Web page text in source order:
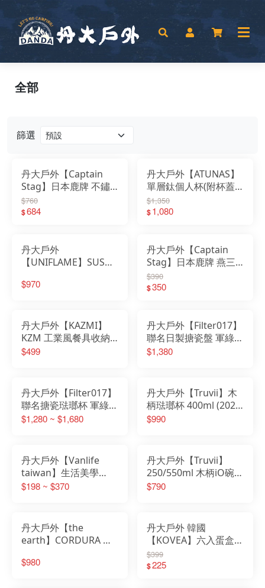
篩選
丹大戶外【Captain
Stag】日本鹿牌 不鏽
鋼提耳碗 320ml (綠)
UH-13｜個人碗｜登山
$760
$684
丹大戶外【ATUNAS】
單層鈦個人杯(附杯蓋)
單入 750ML
A2KTCC02N｜杯子｜
$1,350
$1,080
丹大戶外
【UNIFLAME】SUS雙
U666289│露營│野營│
$970
丹大戶外【Captain
Stag】日本鹿牌 燕三
条不鏽鋼杯210ml M-
5515｜湯杯｜茶杯｜酒
$390
$350
丹大戶外【KAZMI】
KZM 工業風餐具收納
袋 K23T3B02│餐盒│餐
$499
丹大戶外【Filter017】
聯名日製搪瓷盤 軍綠/
卡其 盤子│餐盤│餐具│
$1,380
丹大戶外【Filter017】
聯名搪瓷琺瑯杯 軍綠/
卡其 240ml/360ml 杯
$1,280 ~ $1,680
丹大戶外【Truvii】木
柄琺瑯杯 400ml (2022
聖誕精靈變色杯) 聖誕
$990
丹大戶外【Vanlife
taiwan】生活美學
25cm、20cm、13cm
$198 ~ $370
丹大戶外【Truvii】
250/550ml 木柄iO碗
藏青/叢林/沙漠 碗│餐
$790
丹大戶外【the
earth】CORDURA 餐
色 置物袋│餐具│野餐│
$980
丹大戶外 韓國
【KOVEA】六入蛋盒
KECK9JB-07 戶外攜帶
式蛋盒│密封盒│透明雞
$399
$225
全部